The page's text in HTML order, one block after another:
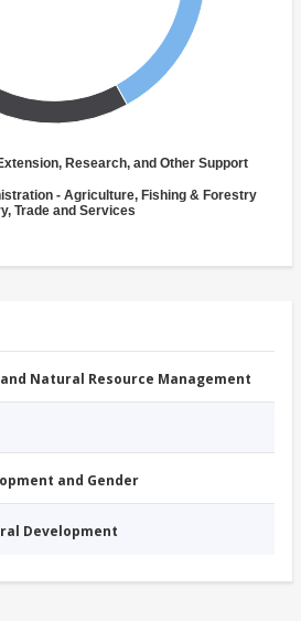
Research, and Other Support
- Agriculture, Fishing & Forestry
Trade and Services
Natural Resource Management
and Gender
Development